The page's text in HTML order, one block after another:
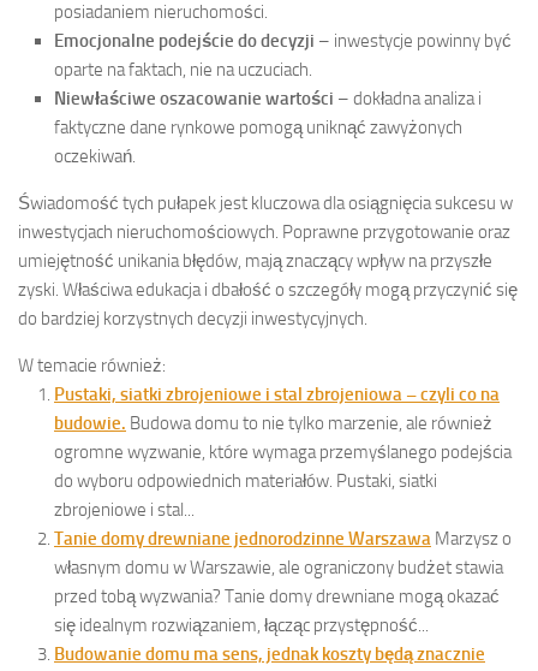
posiadaniem nieruchomości.
Emocjonalne podejście do decyzji – inwestycje powinny być
oparte na faktach, nie na uczuciach.
Niewłaściwe oszacowanie wartości – dokładna analiza i
faktyczne dane rynkowe pomogą uniknąć zawyżonych
oczekiwań.
Świadomość tych pułapek jest kluczowa dla osiągnięcia sukcesu w
inwestycjach nieruchomościowych. Poprawne przygotowanie oraz
umiejętność unikania błędów, mają znaczący wpływ na przyszłe
zyski. Właściwa edukacja i dbałość o szczegóły mogą przyczynić się
do bardziej korzystnych decyzji inwestycyjnych.
W temacie również:
Pustaki, siatki zbrojeniowe i stal zbrojeniowa – czyli co na
budowie. Budowa domu to nie tylko marzenie, ale również
ogromne wyzwanie, które wymaga przemyślanego podejścia
do wyboru odpowiednich materiałów. Pustaki, siatki
zbrojeniowe i stal...
Tanie domy drewniane jednorodzinne Warszawa Marzysz o
własnym domu w Warszawie, ale ograniczony budżet stawia
przed tobą wyzwania? Tanie domy drewniane mogą okazać
się idealnym rozwiązaniem, łącząc przystępność...
Budowanie domu ma sens, jednak koszty będą znacznie